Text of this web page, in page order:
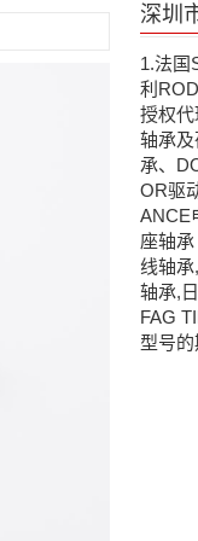
深圳
1.法国
利
授权
轴承
承、
OR驱
ANCE
座轴
线轴
轴承,
FAG
型号